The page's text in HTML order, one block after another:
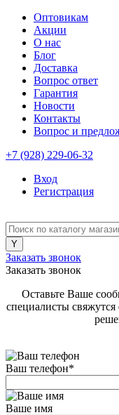
Оптовикам
Акции
О нас
Блог
Доставка
Вопрос ответ
Гарантия
Новости
Контакты
Вопрос и
+7 (928) 229-06-32
Вход
Регистрация
Заказать звонок
Заказать звонок
Оставьте Ваше
специалисты
Ваш телефон*
Ваше имя